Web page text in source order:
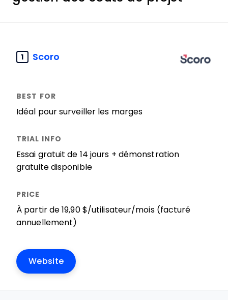
1 Scoro
Idéal pour surveiller les marges
Essai gratuit de 14 jours + démonstration
gratuite disponible
À partir de 19,90 $/utilisateur/mois (facturé
annuellement)
Website